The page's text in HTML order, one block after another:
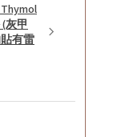
灰甲
有雷